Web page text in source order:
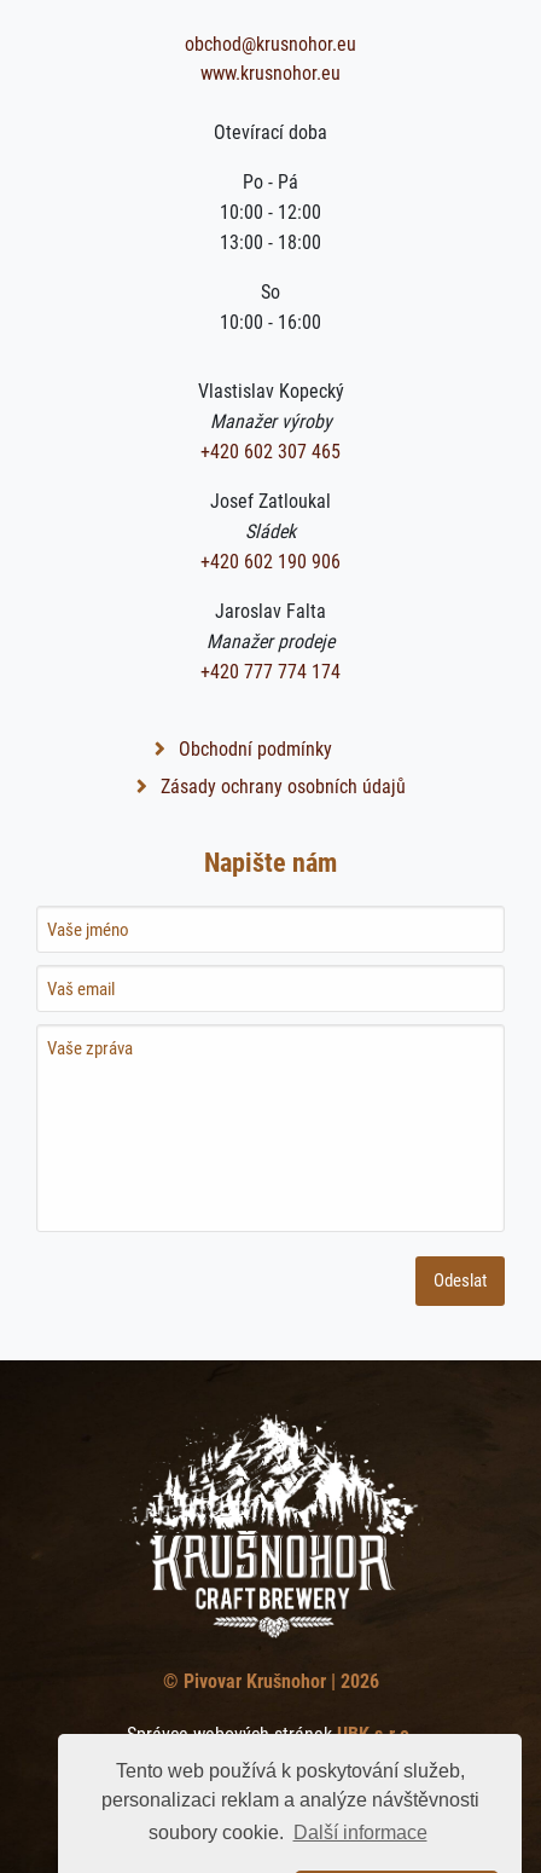
Tento web používá k poskytování služeb,
personalizaci reklam a analýze návštěvnosti
soubory cookie.
Další informace
obchod@krusnohor.eu
www.krusnohor.eu
Otevírací doba
Po - Pá
10:00 - 12:00
13:00 - 18:00
So
10:00 - 16:00
Vlastislav Kopecký
Manažer výroby
+420 602 307 465
Josef Zatloukal
Sládek
+420 602 190 906
Jaroslav Falta
Manažer prodeje
+420 777 774 174
Obchodní podmínky
Zásady ochrany osobních údajů
Napište nám
Name
Name
Name
© Pivovar Krušnohor | 2026
Správce webových stránekUBK s.r.o.